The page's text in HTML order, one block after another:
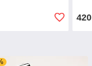
420